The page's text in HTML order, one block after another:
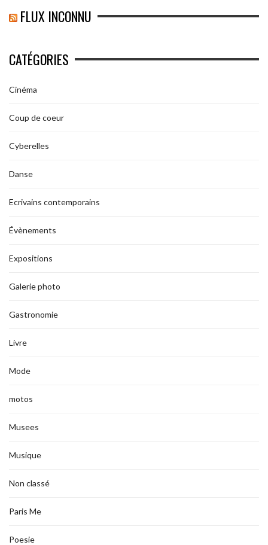
FLUX INCONNU
CATÉGORIES
Cinéma
Coup de coeur
Cyberelles
Danse
Ecrivains contemporains
Évènements
Expositions
Galerie photo
Gastronomie
Livre
Mode
motos
Musees
Musique
Non classé
Paris Me
Poesie